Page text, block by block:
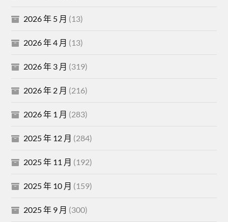
2026 年 5 月 (13)
2026 年 4 月 (13)
2026 年 3 月 (319)
2026 年 2 月 (216)
2026 年 1 月 (283)
2025 年 12 月 (284)
2025 年 11 月 (192)
2025 年 10 月 (159)
2025 年 9 月 (300)